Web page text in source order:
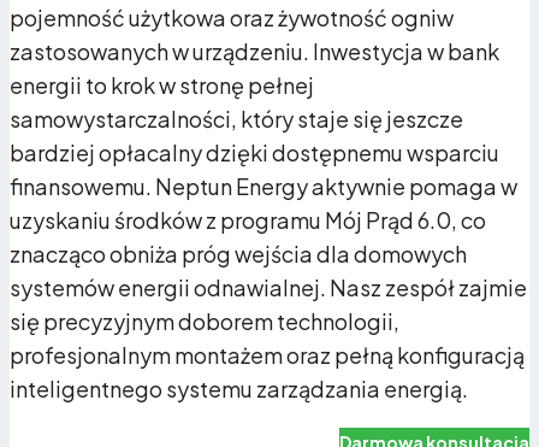
Niższe rachunki za prąd
Gromadząc energię w akumulatorze, unikasz
kupowania drogiej energii z sieci w godzinach szczytu.
W praktyce dom z magazynem może zredukować
rachunki nawet o kilkadziesiąt procent, bo korzysta z
darmowego prądu z PV przez większość doby.
pojemność użytkowa oraz żywotność ogniw
zastosowanych w urządzeniu. Inwestycja w bank
energii to krok w stronę pełnej
samowystarczalności, który staje się jeszcze
bardziej opłacalny dzięki dostępnemu wsparciu
finansowemu. Neptun Energy aktywnie pomaga w
uzyskaniu środków z programu Mój Prąd 6.0, co
znacząco obniża próg wejścia dla domowych
systemów energii odnawialnej. Nasz zespół zajmie
się precyzyjnym doborem technologii,
profesjonalnym montażem oraz pełną konfiguracją
inteligentnego systemu zarządzania energią.
Darmowa konsultacja